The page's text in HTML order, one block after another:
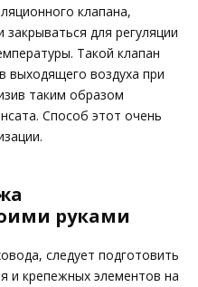
клапана,
для регуляции
Такой клапан
выходящего воздуха при
таким образом
Способ этот очень
руками
следует подготовить
и крепежных элементов на